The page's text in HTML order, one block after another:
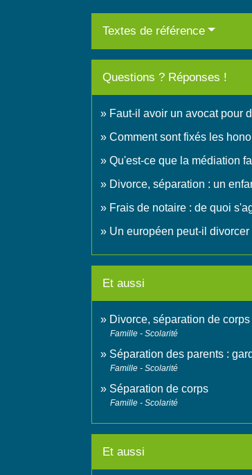
Textes de référence
Questions ? Réponses !
Faut-il avoir un avocat pour
Comment sont fixés les
Qu'est-ce que la médiation
Divorce, séparation : un
Frais de notaire : de quoi
Un européen peut-il
Et aussi
Divorce, séparation de corps
Famille - Scolarité
Séparation des parents :
Famille - Scolarité
Séparation de corps
Famille - Scolarité
Et aussi